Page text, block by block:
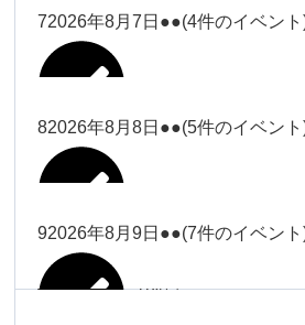
2026年7月27日
院長
院長
小林
Close
2026年7月28日
2026年7月30日
関谷（17-
Close
関谷（17-19時）
Close
武井
2026年7月31日
関谷（17-
Close
小林
2026年8月1日
2026年8月2日
松本
松本
小林
Close Close
小林
2026年8月3日
松本（9時
2026年8月4日
大西（9時
ー18時）
Close Close
大西（9時ー18時）
冨田
塩川
Close Close
塩川
冨田
冨田
72026年8月7日 ●●(4件のイベン
大西
大西
82026年8月8日 ●●(5件のイベン
大西（9時
92026年8月9日 ●●(7件のイベン